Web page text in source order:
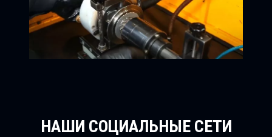
НАШИ СОЦИАЛЬНЫЕ СЕТИ